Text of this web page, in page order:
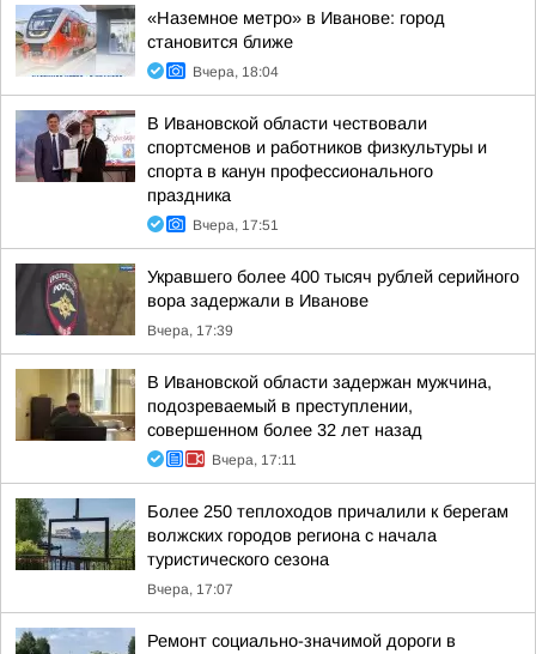
«Наземное метро» в Иванове: город
становится ближе
Вчера, 18:04
В Ивановской области чествовали
спортсменов и работников физкультуры и
спорта в канун профессионального
праздника
Вчера, 17:51
Укравшего более 400 тысяч рублей серийного
вора задержали в Иванове
Вчера, 17:39
В Ивановской области задержан мужчина,
подозреваемый в преступлении,
совершенном более 32 лет назад
Вчера, 17:11
Более 250 теплоходов причалили к берегам
волжских городов региона с начала
туристического сезона
Вчера, 17:07
Ремонт социально-значимой дороги в